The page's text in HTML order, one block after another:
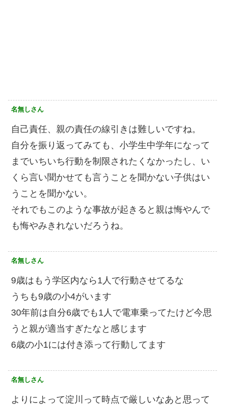
名無しさん
自己責任、親の責任の線引きは難しいですね。
自分を振り返ってみても、小学生中学年になって
までいちいち行動を制限されたくなかったし、い
くら言い聞かせても言うことを聞かない子供はい
うことを聞かない。
それでもこのような事故が起きると親は悔やんで
も悔やみきれないだろうね。
名無しさん
9歳はもう学区内なら1人で行動させてるな
うちも9歳の小4がいます
30年前は自分6歳でも1人で電車乗ってたけど今思
うと親が適当すぎたなと感じます
6歳の小1には付き添って行動してます
名無しさん
よりによって淀川って時点で厳しいなあと思って